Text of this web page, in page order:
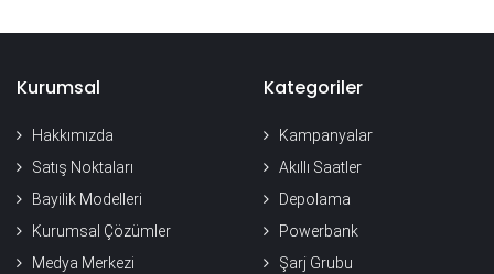
Kurumsal
Hakkımızda
Satış Noktaları
Bayilik Modelleri
Kurumsal Çözümler
Medya Merkezi
Kategoriler
Kampanyalar
Akıllı Saatler
Depolama
Powerbank
Şarj Grubu